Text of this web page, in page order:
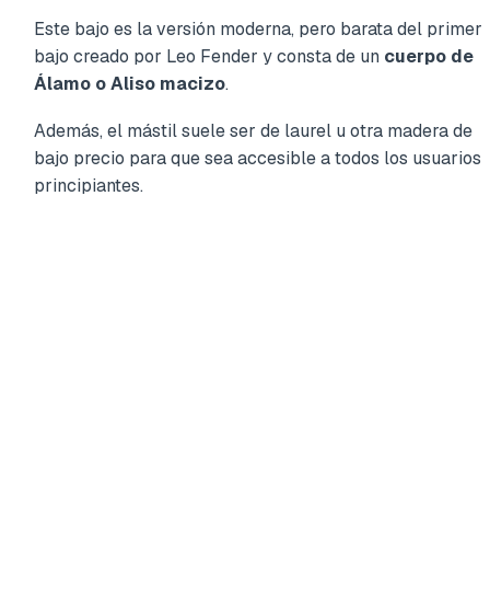
Este bajo es la versión moderna, pero barata del primer
bajo creado por Leo Fender y consta de un cuerpo de
Álamo o Aliso macizo.
Además, el mástil suele ser de laurel u otra madera de
bajo precio para que sea accesible a todos los usuarios
principiantes.